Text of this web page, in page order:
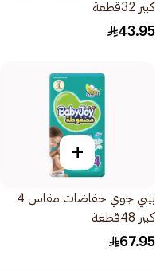
كبير 32قطعة
43.95
+
بيبي جوي حفاضات مقاس 4
كبير 48قطعة
67.95